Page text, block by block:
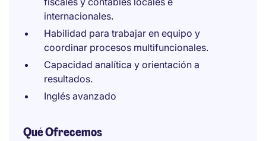
internacionales.
Habilidad para trabajar en equipo y
coordinar procesos multifuncionales.
Capacidad analítica y orientación a
resultados.
Inglés avanzado
Qué Ofrecemos